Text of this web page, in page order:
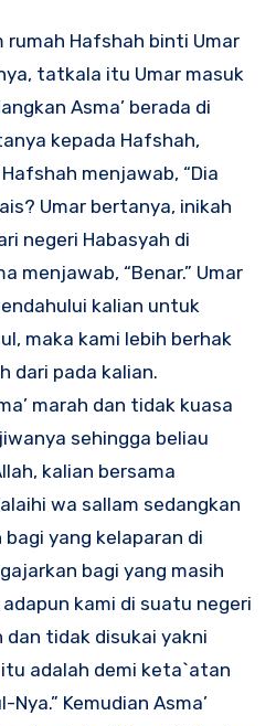
rumah Hafshah binti Umar
tatkala itu Umar masuk
Asma’ berada di
kepada Hafshah,
menjawab, “Dia
Umar bertanya, inikah
negeri Habasyah di
menjawab, “Benar.” Umar
kalian untuk
maka kami lebih berhak
dari pada kalian.
marah dan tidak kuasa
sehingga beliau
kalian bersama
wa sallam sedangkan
yang kelaparan di
bagi yang masih
kami di suatu negeri
dan tidak disukai yakni
adalah demi keta`atan
Kemudian Asma’